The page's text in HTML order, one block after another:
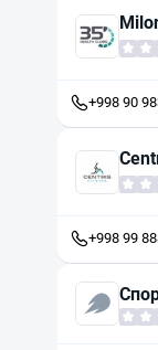
+998 90
+998 99